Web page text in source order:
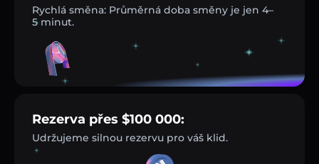
Rychlá směna: Průměrná doba směny je jen 4–
5 minut.
Rezerva přes $100 000:
Udržujeme silnou rezervu pro váš klid.